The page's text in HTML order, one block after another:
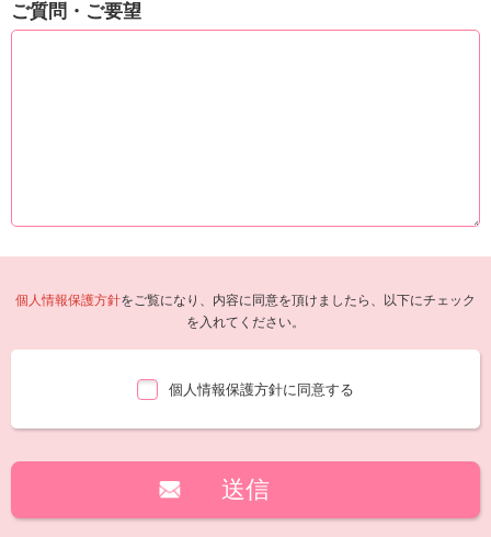
ご質問・ご要望
個人情報保護方針をご覧になり、内容に同意を頂けましたら、以下にチェック
を入れてください。
個人情報保護方針に同意する